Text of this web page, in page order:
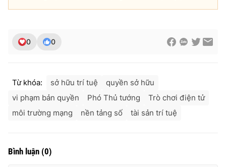
0 0
Từ khóa: sở hữu trí tuệ
quyền sở hữu
vi phạm bản quyền
Phó Thủ tướng
Trò chơi điện tử
môi trường mạng
nền tảng số tài sản trí tuệ
Bình luận (0)